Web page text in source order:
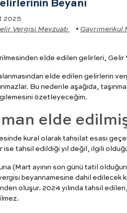
Beyanı
2025
Vergisi Mevzuatı • Gayrimenkul
elde edilen gelirleri, Gelir
elde edilen gelirlerin
Bu nedenle aşağıda,
özetleyeceğim.
elde
kural olarak tahsilat esası
ise tahsil edildiği yıl değil, ilgili
(Mart ayının son günü tatil
beyannamesine dahil edilecek
oluşur. 2024 yılında tahsil